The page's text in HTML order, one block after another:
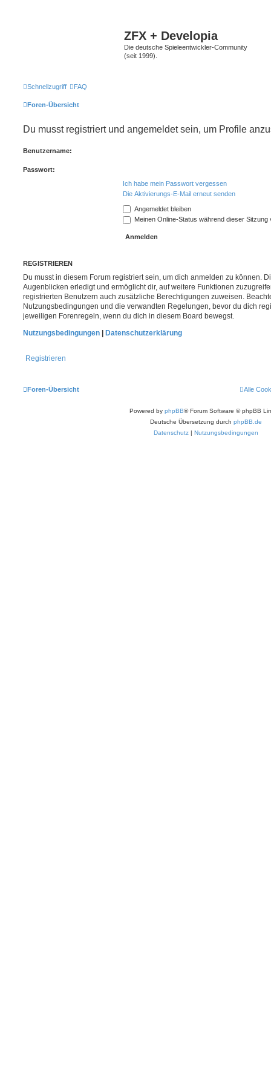
ZFX + Developia
Die deutsche Spieleentwickler-Community
(seit 1999).
Schnellzugriff FAQ
Foren-Übersicht
Du musst registriert und angemeldet sein, um Profile
Benutzername:
Passwort:
Ich habe mein Passwort vergessen
Die Aktivierungs-E-Mail erneut senden
Angemeldet bleiben
Meinen Online-Status während dieser Sitzung
REGISTRIEREN
Du musst in diesem Forum registriert sein, um dich anmelden zu können.
Augenblicken erledigt und ermöglicht dir, auf weitere Funktionen
registrierten Benutzern auch zusätzliche Berechtigungen zuweisen.
Nutzungsbedingungen und die verwandten Regelungen, bevor du dich
jeweiligen Forenregeln, wenn du dich in diesem Board bewegst.
Nutzungsbedingungen
Datenschutzerklärung
Registrieren
Foren-Übersicht Alle
Powered by phpBB® Forum Software © phpBB
Deutsche Übersetzung durch phpBB.de
Datenschutz | Nutzungsbedingungen